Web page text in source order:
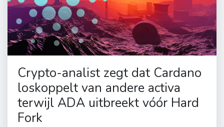
Crypto-analist zegt dat Cardano
loskoppelt van andere activa
terwijl ADA uitbreekt vóór Hard
Fork